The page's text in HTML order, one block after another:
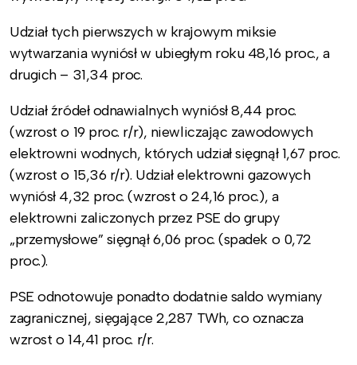
Udział tych pierwszych w krajowym miksie
wytwarzania wyniósł w ubiegłym roku 48,16 proc., a
drugich – 31,34 proc.
Udział źródeł odnawialnych wyniósł 8,44 proc.
(wzrost o 19 proc. r/r), niewliczając zawodowych
elektrowni wodnych, których udział sięgnął 1,67 proc.
(wzrost o 15,36 r/r). Udział elektrowni gazowych
wyniósł 4,32 proc. (wzrost o 24,16 proc.), a
elektrowni zaliczonych przez PSE do grupy
„przemysłowe” sięgnął 6,06 proc. (spadek o 0,72
proc.).
PSE odnotowuje ponadto dodatnie saldo wymiany
zagranicznej, sięgające 2,287 TWh, co oznacza
wzrost o 14,41 proc. r/r.